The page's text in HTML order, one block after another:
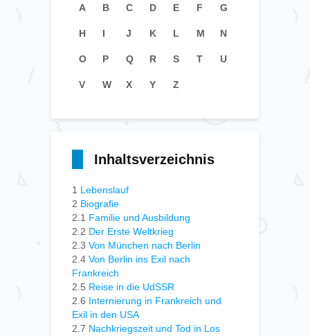
A B C D E F G
H I J K L M N
O P Q R S T U
V W X Y Z
Inhaltsverzeichnis
1 Lebenslauf
2 Biografie
2.1 Familie und Ausbildung
2.2 Der Erste Weltkrieg
2.3 Von München nach Berlin
2.4 Von Berlin ins Exil nach
Frankreich
2.5 Reise in die UdSSR
2.6 Internierung in Frankreich und
Exil in den USA
2.7 Nachkriegszeit und Tod in Los